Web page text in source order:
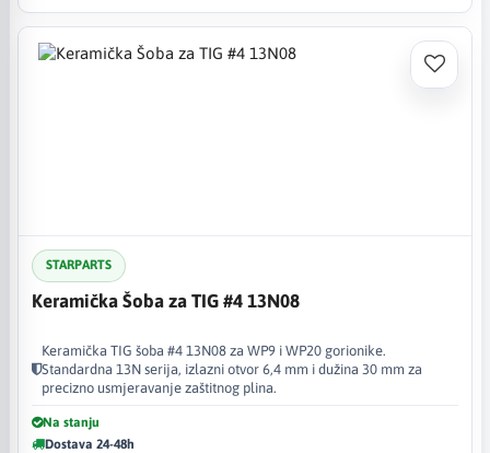
STARPARTS
Keramička Šoba za TIG #4 13N08
Keramička TIG šoba #4 13N08 za WP9 i WP20 gorionike.
Standardna 13N serija, izlazni otvor 6,4 mm i dužina 30 mm za
precizno usmjeravanje zaštitnog plina.
Na stanju
Dostava 24-48h